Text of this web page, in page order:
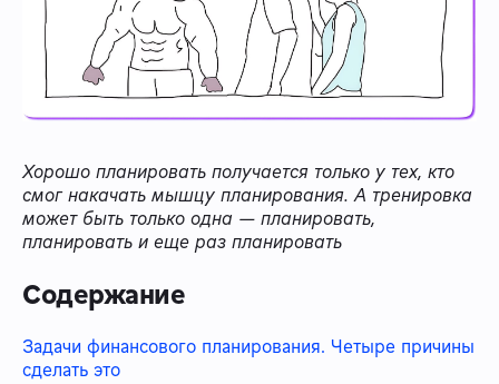
Хорошо планировать получается только у тех, кто
смог накачать мышцу планирования. А тренировка
может быть только одна — планировать,
планировать и еще раз планировать
Содержание
Задачи финансового планирования. Четыре причины
сделать это